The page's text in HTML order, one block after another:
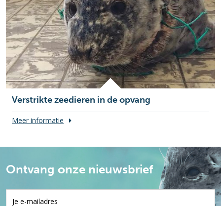
Verstrikte zeedieren in de opvang
Meer informatie
Ontvang onze nieuwsbrief